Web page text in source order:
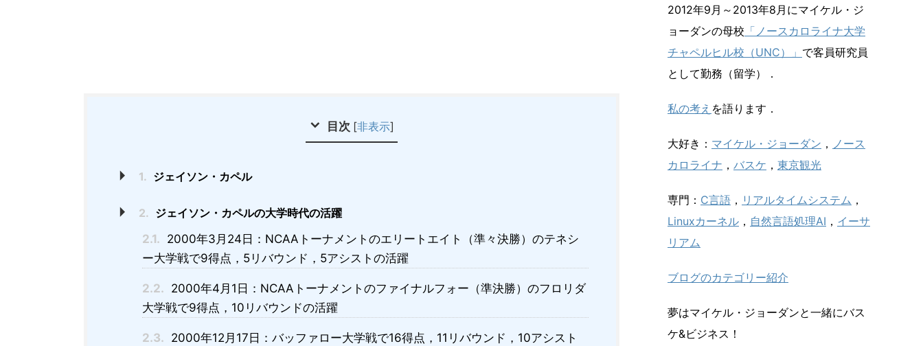
目次 [非表示]
1. ジェイソン・カペル
2. ジェイソン・カペルの大学時代の活躍
2.1. 2000年3月24日：NCAAトーナメントのエリートエイト（準々決勝）のテネシ
ー大学戦で9得点，5リバウンド，5アシストの活躍
2.2. 2000年4月1日：NCAAトーナメントのファイナルフォー（準決勝）のフロリダ
大学戦で9得点，10リバウンドの活躍
2.3. 2000年12月17日：バッファロー大学戦で16得点，11リバウンド，10アシスト
2012年9月～2013年8月にマイケル・ジ
ョーダンの母校 「ノースカロライナ大学
チャペルヒル校（UNC）」 で客員研究員
として勤務（留学）．
私の考え を語ります．
大好き： マイケル・ジョーダン ， ノース
カロライナ ， バスケ ， 東京観光
専門： C言語 ， リアルタイムシステム ，
Linuxカーネル ， 自然言語処理AI ， イーサ
リアム
ブログのカテゴリー紹介
夢はマイケル・ジョーダンと一緒にバス
ケ&ビジネス！